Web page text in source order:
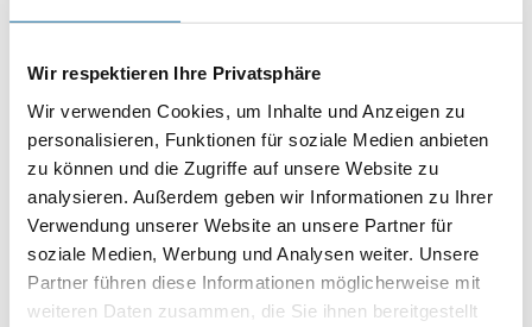
Wir respektieren Ihre Privatsphäre
Wir verwenden Cookies, um Inhalte und Anzeigen zu
personalisieren, Funktionen für soziale Medien anbieten
zu können und die Zugriffe auf unsere Website zu
analysieren. Außerdem geben wir Informationen zu Ihrer
Verwendung unserer Website an unsere Partner für
soziale Medien, Werbung und Analysen weiter. Unsere
Partner führen diese Informationen möglicherweise mit
weiteren Daten zusammen, die Sie ihnen bereitgestellt
Autor:
Andreas Papp
SCHREIBE EINEN KOMMENTAR
Deine E-Mail-Adresse wird nicht veröffentlicht. Erforderliche
Felder sind mit* markiert